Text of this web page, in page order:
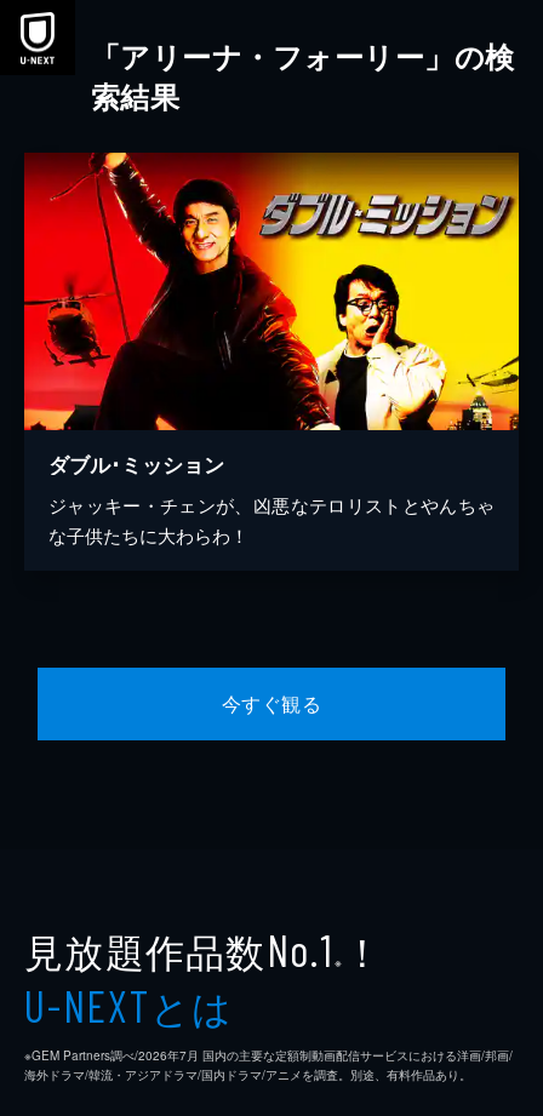
本文へスキップ
「アリーナ・フォーリー」の検
索結果
ダブル･ミッション
ジャッキー・チェンが、凶悪なテロリストとやんちゃ
な子供たちに大わらわ！
今すぐ観る
見放題作品数No.1 ※ ！
U-NEXTとは
※GEM Partners調べ/2026年7⽉ 国内の主要な定額制動画配信サービスにおける洋画/邦画/
海外ドラマ/韓流・アジアドラマ/国内ドラマ/アニメを調査。別途、有料作品あり。